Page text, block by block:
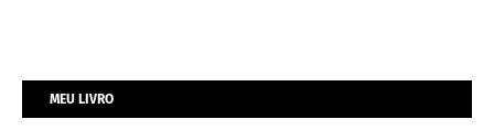
MEU LIVRO